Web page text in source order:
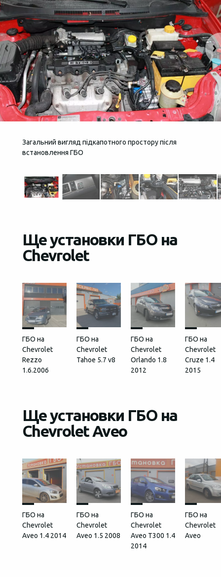
Загальний вигляд підкапотного простору після
встановлення ГБО
Ще установки ГБО на
Chevrolet
ГБО на
Chevrolet
Rezzo
1.6.2006
ГБО на
Chevrolet
Tahoe 5.7 v8
ГБО на
Chevrolet
Orlando 1.8
2012
ГБО на
Chevrolet
Cruze 1.4
2015
Ще установки ГБО на
Chevrolet Aveo
ГБО на
Chevrolet
Aveo 1.4 2014
ГБО на
Chevrolet
Aveo 1.5 2008
ГБО на
Chevrolet
Aveo Т300 1.4
2014
ГБО на
Chevrolet
Aveo